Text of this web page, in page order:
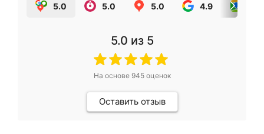
5.0 5.0 5.0 4.9
5.0 из 5
На основе 945оценок
Оставить отзыв